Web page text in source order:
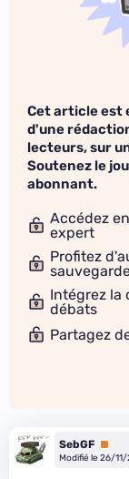
Cet article est
d'une
lecteurs, sur
Soutenez le
abonnant.
Accédez
expert
Profitez
Intégrez la
débats
Partagez
SebGF
Modifié le 26/